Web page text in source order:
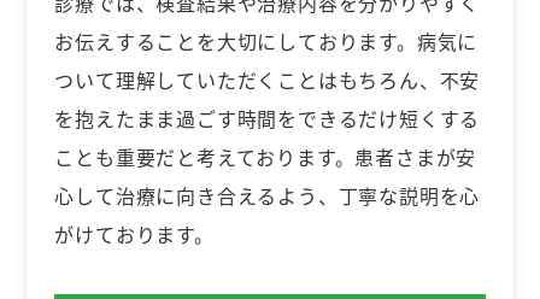
お伝えすることを大切にしております。病気に
ついて理解していただくことはもちろん、不安
を抱えたまま過ごす時間をできるだけ短くする
ことも重要だと考えております。患者さまが安
心して治療に向き合えるよう、丁寧な説明を心
がけております。